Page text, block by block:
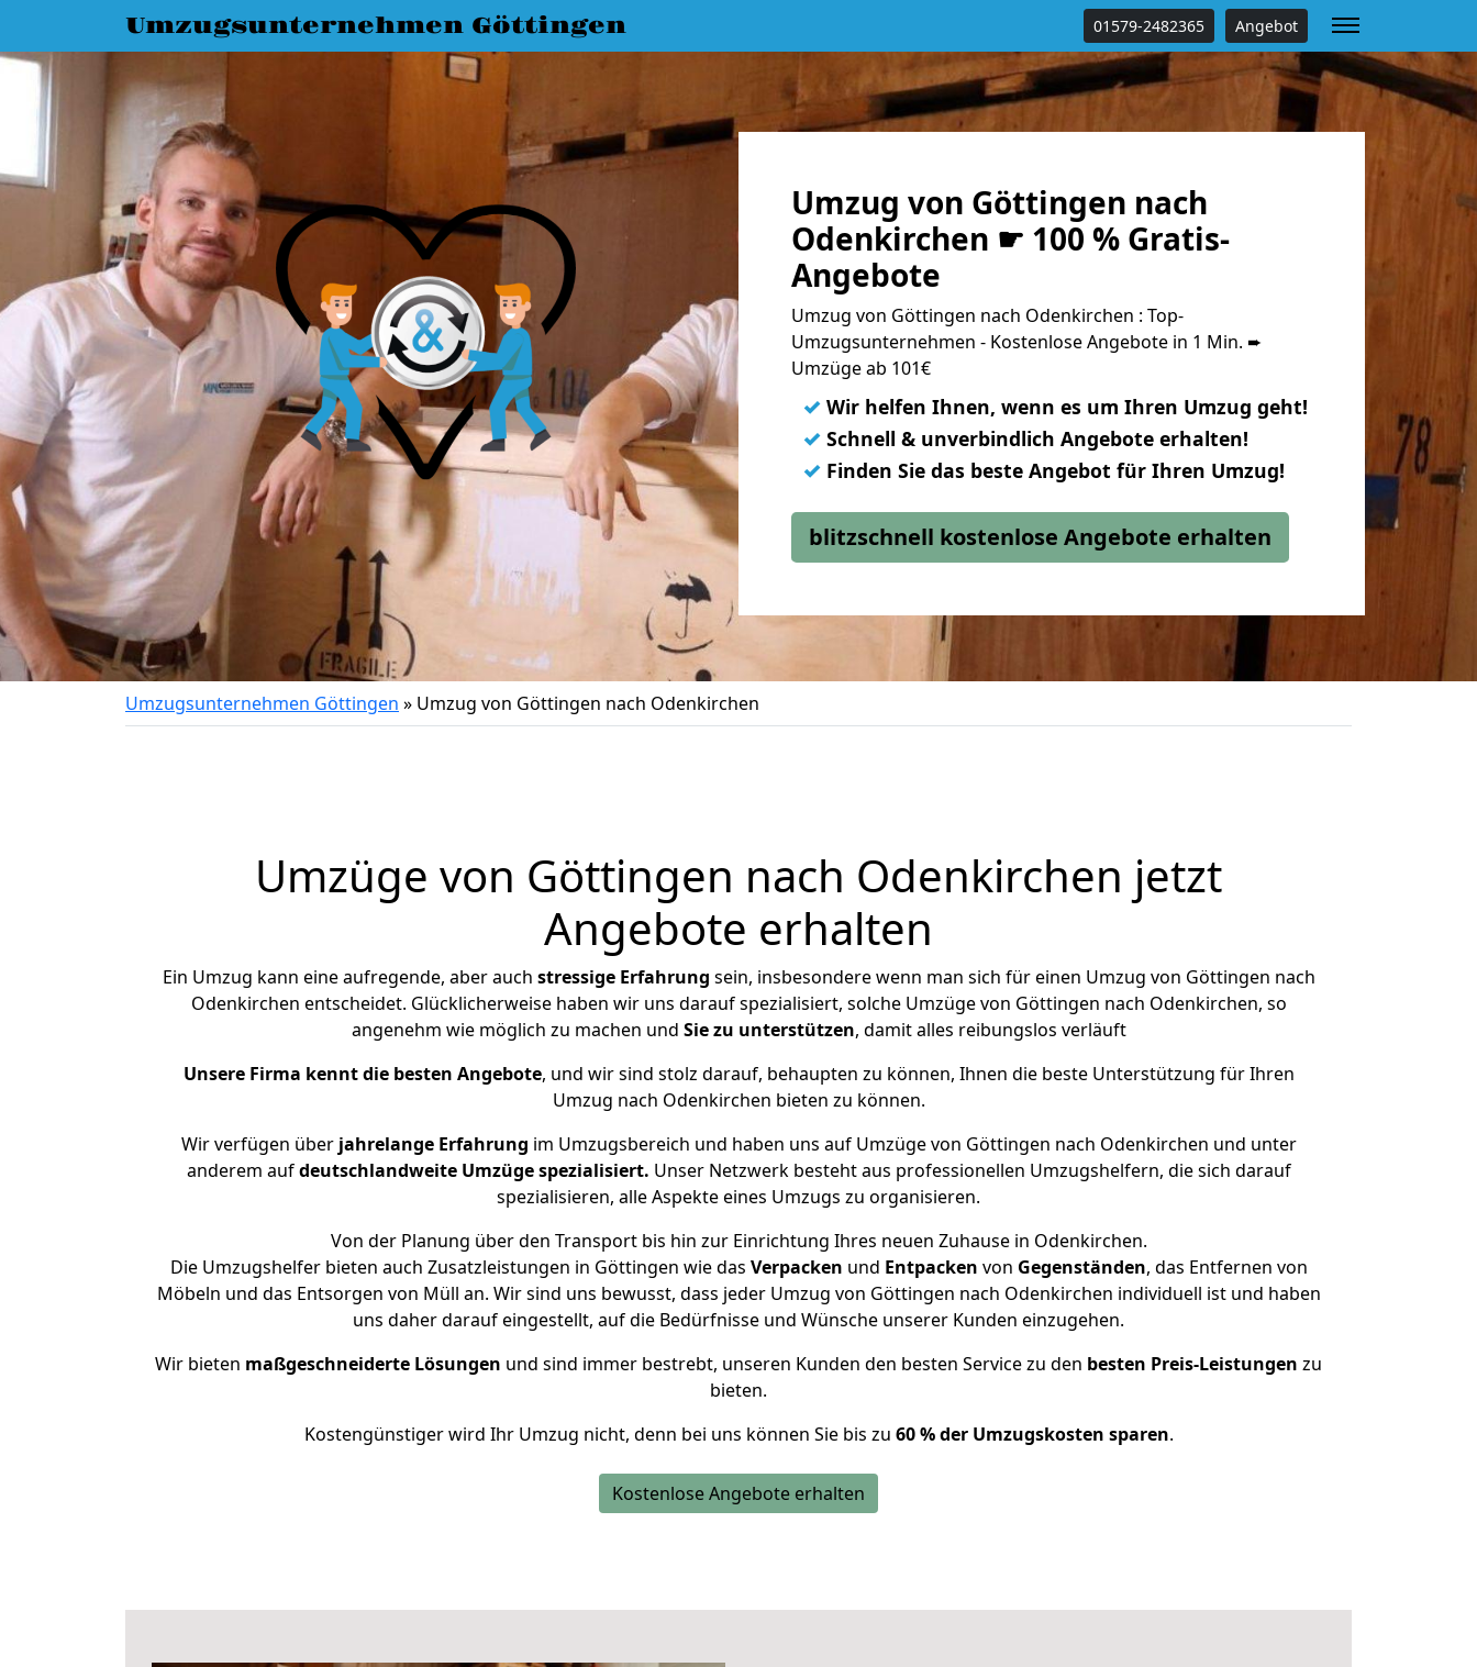
Umzugsunternehmen Göttingen 01579-2482365 Angebot
Umzug von Göttingen nach
Odenkirchen ☛ 100 % Gratis-
Angebote
Umzug von Göttingen nach Odenkirchen : Top-
Umzugsunternehmen - Kostenlose Angebote in 1 Min. ➨
Umzüge ab 101€
✓ Wir helfen Ihnen, wenn es um Ihren Umzug geht!
✓ Schnell & unverbindlich Angebote erhalten!
✓ Finden Sie das beste Angebot für Ihren Umzug!
blitzschnell kostenlose Angebote erhalten
Umzugsunternehmen Göttingen » Umzug von Göttingen nach Odenkirchen
Umzüge von Göttingen nach Odenkirchen jetzt
Angebote erhalten
Ein Umzug kann eine aufregende, aber auch stressige Erfahrung sein, insbesondere wenn man sich für einen Umzug von Göttingen nach
Odenkirchen entscheidet. Glücklicherweise haben wir uns darauf spezialisiert, solche Umzüge von Göttingen nach Odenkirchen, so
angenehm wie möglich zu machen und Sie zu unterstützen, damit alles reibungslos verläuft
Unsere Firma kennt die besten Angebote, und wir sind stolz darauf, behaupten zu können, Ihnen die beste Unterstützung für Ihren
Umzug nach Odenkirchen bieten zu können.
Wir verfügen überjahrelange Erfahrung im Umzugsbereich und haben uns auf Umzüge von Göttingen nach Odenkirchen und unter
anderem aufdeutschlandweite Umzüge spezialisiert. Unser Netzwerk besteht aus professionellen Umzugshelfern, die sich darauf
spezialisieren, alle Aspekte eines Umzugs zu organisieren.
Von der Planung über den Transport bis hin zur Einrichtung Ihres neuen Zuhause in Odenkirchen.
Die Umzugshelfer bieten auch Zusatzleistungen in Göttingen wie das Verpacken und Entpacken von Gegenständen, das Entfernen von
Möbeln und das Entsorgen von Müll an. Wir sind uns bewusst, dass jeder Umzug von Göttingen nach Odenkirchen individuell ist und haben
uns daher darauf eingestellt, auf die Bedürfnisse und Wünsche unserer Kunden einzugehen.
Wir bieten maßgeschneiderte Lösungen und sind immer bestrebt, unseren Kunden den besten Service zu den besten Preis-Leistungen zu
bieten.
Kostengünstiger wird Ihr Umzug nicht, denn bei uns können Sie bis zu 60 % der Umzugskosten sparen.
Kostenlose Angebote erhalten